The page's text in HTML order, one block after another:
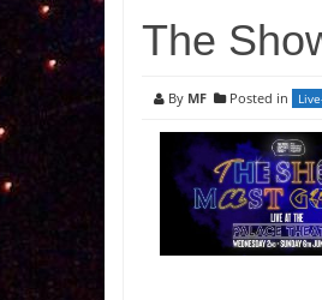
The
By MF Posted in